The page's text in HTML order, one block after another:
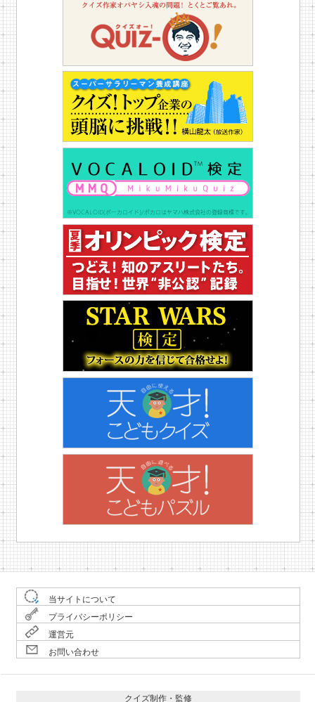
当サイトについて
プライバシーポリシー
運営元
お問い合わせ
クイズ制作・監修